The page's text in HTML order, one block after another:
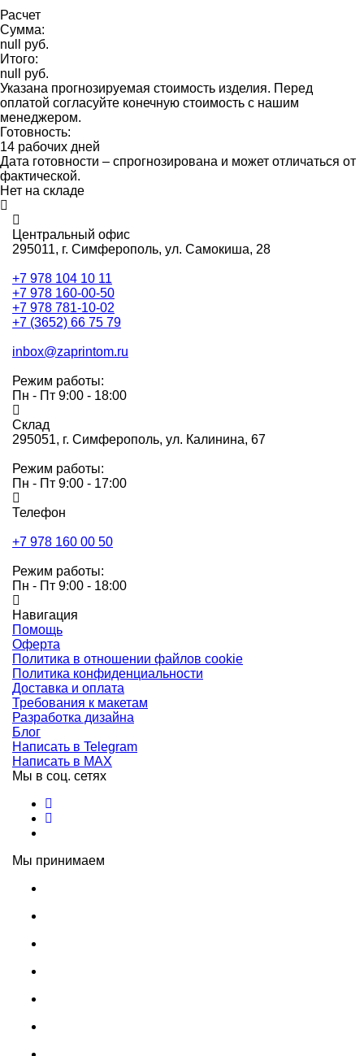
Расчет
Сумма:
null руб.
Итого:
null руб.
Указана прогнозируемая стоимость изделия. Перед
оплатой согласуйте конечную стоимость с нашим
менеджером.
Готовность:
14 рабочих дней
Дата готовности – спрогнозирована и может отличаться от
фактической.
Нет на складе
Центральный офис
295011, г. Симферополь, ул. Самокиша, 28
+7 978 104 10 11
+7 978 160-00-50
+7 978 781-10-02
+7 (3652) 66 75 79
inbox@zaprintom.ru
Режим работы:
Пн - Пт 9:00 - 18:00
Склад
295051, г. Симферополь, ул. Калинина, 67
Режим работы:
Пн - Пт 9:00 - 17:00
Телефон
+7 978 160 00 50
Режим работы:
Пн - Пт 9:00 - 18:00
Навигация
Помощь
Оферта
Политика в отношении файлов cookie
Политика конфиденциальности
Доставка и оплата
Требования к макетам
Разработка дизайна
Блог
Написать в Telegram
Написать в MAX
Мы в соц. сетях
Мы принимаем